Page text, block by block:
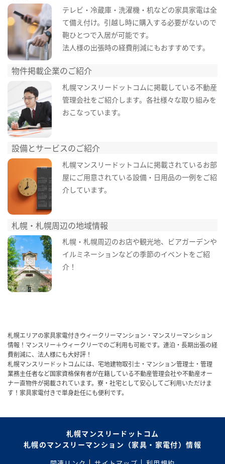
テレビ・冷蔵庫・洗濯機・机などの家具家電は全
て備え付け。引越し時に購入する必要がないので
鞄ひとつで入居が可能です。
法人様の出張時の経費削減にもおすすめです。
物件掲載企業のご紹介
札幌マンスリードットコムに掲載している不動産
管理会社をご紹介します。各社様々な取り組みを
おこなっています。
設備とサービスのご紹介
札幌マンスリードットコムに掲載されているお部
屋にご用意されている設備・日用品の一例をご紹
介しています。
札幌・札幌周辺の地域情報
札幌・札幌周辺のお店や観光地、ビアガーデンや
イルミネーションなどの季節のイベントをご紹
介！
札幌エリアの家具家電付きウィークリーマンション・マンスリーマンション
情報！マンスリー＋ウィークリーでのご利用も可能です。連泊・長期出張の経
費削減に、法人様にも大好評！
札幌マンスリードットコムには、宅地建物取引士・マンション管理士・管理
業務主任者など国家資格保有者が在籍している不動産管理会社や不動産オー
ナー直物件が掲載されています。寮・社宅として安心してご利用いただけま
す！家具家電付きで単身赴任にも便利です。
札幌マンスリードットコム
札幌のマンスリーマンション（家具・家電付）情報